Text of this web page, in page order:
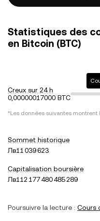
Statistiques des
en Bitcoin (BTC)
Creux sur 24 h
0,00000017000 BTC
*Les données suivantes
Sommet historique
Лв11 039 623
Capitalisation boursière
Лв112 177 480 485 289
Poursuivre la lecture : Cours